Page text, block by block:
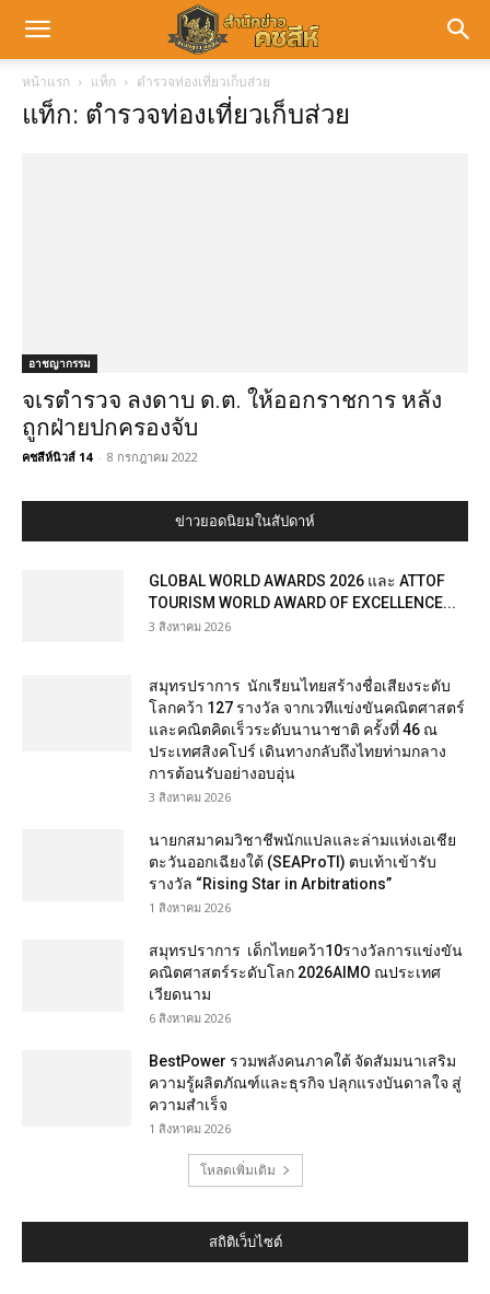
หน้าแรก แท็ก ตำรวจท่องเที่ยวเก็บส่วย
แท็ก: ตำรวจท่องเที่ยวเก็บส่วย
อาชญากรรม
จเรตำรวจ ลงดาบ ด.ต. ให้ออกราชการ หลัง
ถูกฝ่ายปกครองจับ
คชสีห์นิวส์ 14 - 8 กรกฎาคม 2022
ข่าวยอดนิยมในสัปดาห์
GLOBAL WORLD AWARDS 2026 และ ATTOF
TOURISM WORLD AWARD OF EXCELLENCE...
3 สิงหาคม 2026
สมุทรปราการ นักเรียนไทยสร้างชื่อเสียงระดับ
โลกคว้า 127 รางวัล จากเวทีแข่งขันคณิตศาสตร์
และคณิตคิดเร็วระดับนานาชาติ ครั้งที่ 46 ณ
ประเทศสิงคโปร์ เดินทางกลับถึงไทยท่ามกลาง
การต้อนรับอย่างอบอุ่น
3 สิงหาคม 2026
นายกสมาคมวิชาชีพนักแปลและล่ามแห่งเอเชีย
ตะวันออกเฉียงใต้ (SEAProTI) ตบเท้าเข้ารับ
รางวัล “Rising Star in Arbitrations”
1 สิงหาคม 2026
สมุทรปราการ เด็กไทยคว้า10รางวัลการแข่งขัน
คณิตศาสตร์ระดับโลก 2026AIMO ณประเทศ
เวียดนาม
6 สิงหาคม 2026
BestPower รวมพลังคนภาคใต้ จัดสัมมนาเสริม
ความรู้ผลิตภัณฑ์และธุรกิจ ปลุกแรงบันดาลใจ สู่
ความสำเร็จ
1 สิงหาคม 2026
โหลดเพิ่มเติม
สถิติเว็บไซต์